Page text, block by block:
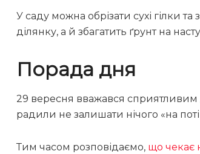
У саду можна обрізати сухі гілки
ділянку, а й збагатить ґрунт на
Порада дня
29 вересня вважався
радили не залишати нічого «на
Тим часом розповідаємо, що чекає